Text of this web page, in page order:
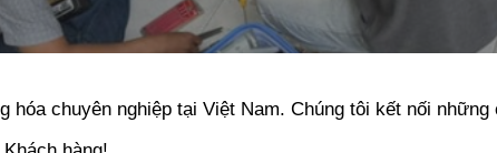
hóa chuyên nghiệp tại Việt Nam. Chúng tôi kết nối